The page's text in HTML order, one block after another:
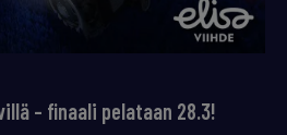
– finaali pelataan 28.3!